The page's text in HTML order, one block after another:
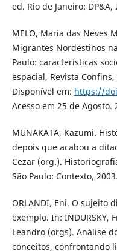
ed. Rio de Janeiro: DP&A,
MELO, Maria das Neves
Migrantes Nordestinos
Paulo: características
espacial, Revista
Disponível em: https://
Acesso em 25 de Agosto.
MUNAKATA, Kazumi.
depois que acabou a
Cezar (org.).
São Paulo: Contexto,
ORLANDI, Eni. O sujeito
exemplo. In: INDURSKY,
Leandro (orgs). Análise
conceitos, confrontando